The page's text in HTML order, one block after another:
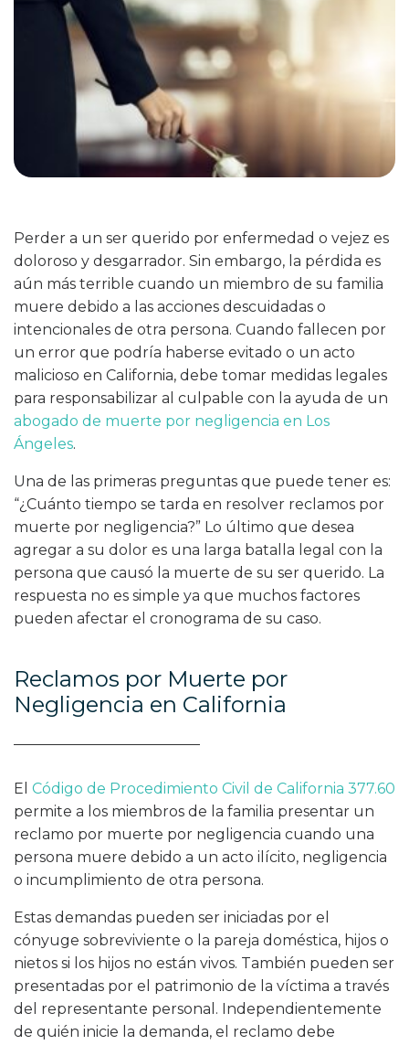
Perder a un ser querido por enfermedad o vejez es
doloroso y desgarrador. Sin embargo, la pérdida es
aún más terrible cuando un miembro de su familia
muere debido a las acciones descuidadas o
intencionales de otra persona. Cuando fallecen por
un error que podría haberse evitado o un acto
malicioso en California, debe tomar medidas legales
para responsabilizar al culpable con la ayuda de un
abogado de muerte por negligencia en Los
Ángeles.
Una de las primeras preguntas que puede tener es:
“¿Cuánto tiempo se tarda en resolver reclamos por
muerte por negligencia?” Lo último que desea
agregar a su dolor es una larga batalla legal con la
persona que causó la muerte de su ser querido. La
respuesta no es simple ya que muchos factores
pueden afectar el cronograma de su caso.
Reclamos por Muerte por
Negligencia en California
El Código de Procedimiento Civil de California 377.60
permite a los miembros de la familia presentar un
reclamo por muerte por negligencia cuando una
persona muere debido a un acto ilícito, negligencia
o incumplimiento de otra persona.
Estas demandas pueden ser iniciadas por el
cónyuge sobreviviente o la pareja doméstica, hijos o
nietos si los hijos no están vivos. También pueden ser
presentadas por el patrimonio de la víctima a través
del representante personal. Independientemente
de quién inicie la demanda, el reclamo debe